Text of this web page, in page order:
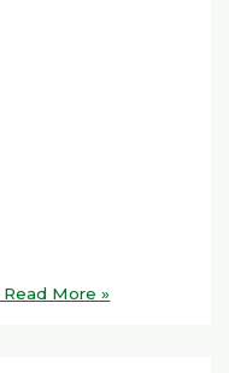
Read More »